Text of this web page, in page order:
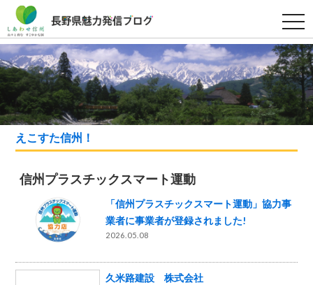
t
o
g
g
l
e
n
a
v
g
i
えこすた信州！
信州プラスチックスマート運動
「信州プラスチックスマート運動」協力事
業者に事業者が登録されました!
2026.05.08
久米路建設 株式会社